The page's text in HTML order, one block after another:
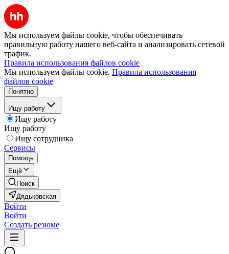
Мы используем файлы cookie, чтобы обеспечивать
правильную работу нашего веб-сайта и анализировать сетевой
трафик.
Правила использования файлов cookie
Мы используем файлы cookie. Правила использования
файлов cookie
Понятно
Ищу работу
Ищу работу
Ищу работу
Ищу сотрудника
Сервисы
Помощь
Ещё
Поиск
Дядьковская
Войти
Войти
Создать резюме